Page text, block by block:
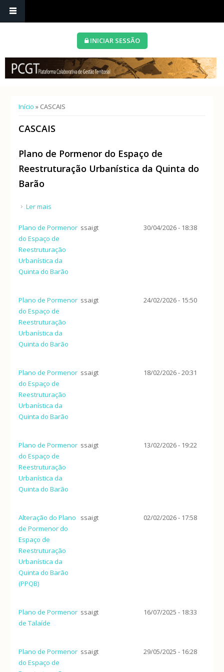
INICIAR SESSÃO
Está aqui
Início » CASCAIS
CASCAIS
Plano de Pormenor do Espaço de
Reestruturação Urbanística da Quinta do
Barão
Ler mais
Plano de Pormenor
do Espaço de
Reestruturação
Urbanística da
Quinta do Barão
ssaigt 30/04/2026 - 18:38
Plano de Pormenor
do Espaço de
Reestruturação
Urbanística da
Quinta do Barão
ssaigt 24/02/2026 - 15:50
Plano de Pormenor
do Espaço de
Reestruturação
Urbanística da
Quinta do Barão
ssaigt 18/02/2026 - 20:31
Plano de Pormenor
do Espaço de
Reestruturação
Urbanística da
Quinta do Barão
ssaigt 13/02/2026 - 19:22
Alteração do Plano
de Pormenor do
Espaço de
Reestruturação
Urbanística da
Quinta do Barão
(PPQB)
ssaigt 02/02/2026 - 17:58
Plano de Pormenor
de Talaíde
ssaigt 16/07/2025 - 18:33
Plano de Pormenor
do Espaço de
ssaigt 29/05/2025 - 16:28